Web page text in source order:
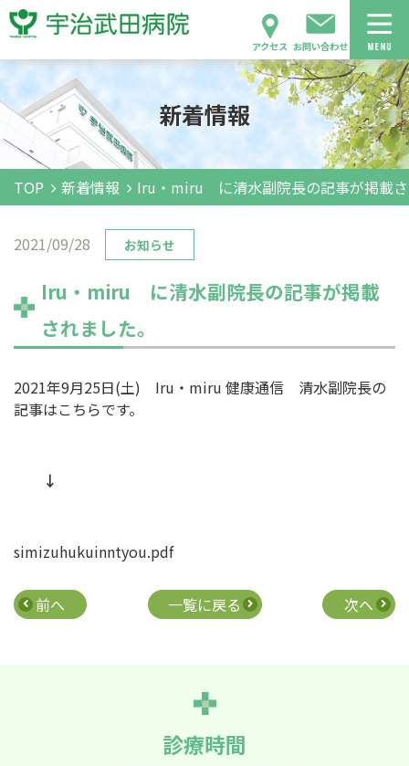
アクセス お問い合わせ
新着情報
TOP 新着情報 Iru・miru に清水副院長の記事が掲載
診療時間
2021/09/28 お知らせ
Iru・miru に清水副院長の記事が掲載
されました。
2021年9月25日(土) Iru・miru 健康通信 清水副院長の
記事はこちらです。
↓
simizuhukuinntyou.pdf
前へ 一覧に戻る 次へ